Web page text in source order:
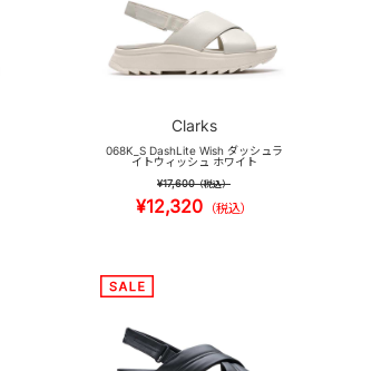
Clarks
068K_S DashLite Wish ダッシュラ
イトウィッシュ ホワイト
¥17,600（税込）
¥12,320 （税込）